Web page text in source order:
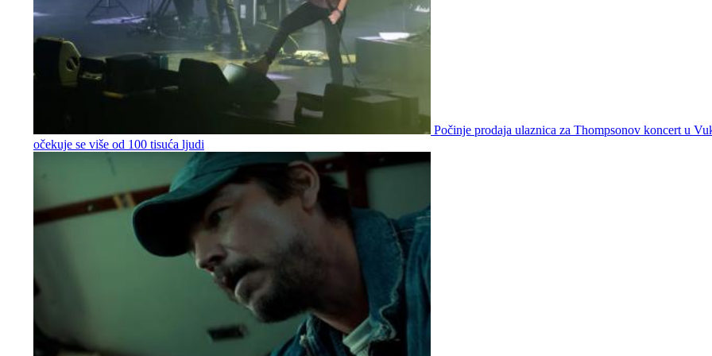
Počinje prodaja ulaznica za Thompsonov koncert u
očekuje se više od 100 tisuća ljudi